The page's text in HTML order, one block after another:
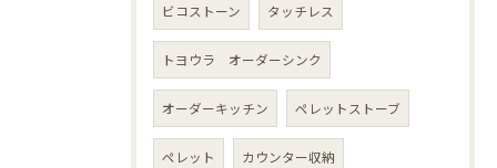
ビコストーン タッチレス
トヨウラ オーダーシンク
オーダーキッチン ペレットストーブ
ペレット カウンター収納